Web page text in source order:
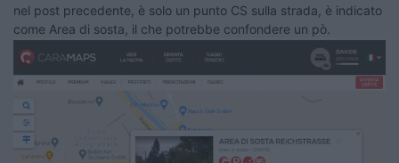
nel post precedente, è solo un punto CS sulla strada, è indicato
come Area di sosta, il che potrebbe confondere un pò.